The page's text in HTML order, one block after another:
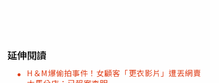
延伸閱讀
H＆M爆偷拍事件！女顧客「更衣影片」遭丟網賣